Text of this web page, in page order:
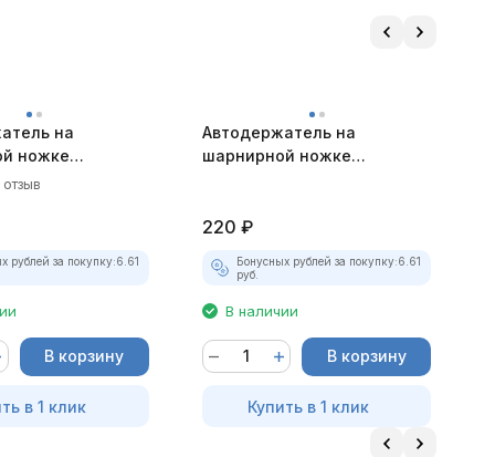
на
ножке
золотистый
отзыв
рублей за покупку:6.61
В корзину
в 1 клик
Автодержатель на
шарнирной ножке
220 ₽
Бонусных рублей за покупку:6.61
руб.
В наличии
В корзину
Купить в 1 клик